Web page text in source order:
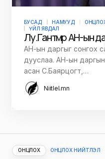
БУСАД НАМУУД
ҮЙЛ ЯВДАЛ
Лу.Гантөмөр АН-ын
АН-ын даргыг сонгох
дууслаа. АН-ын даргын
асан С.Баярцогт,…
Niitlel.mn
ОНЦЛОХ ОНЦЛОХ НИЙТЛЭЛ